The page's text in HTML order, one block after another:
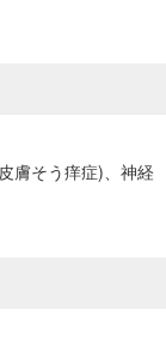
膚そう痒症)、神経